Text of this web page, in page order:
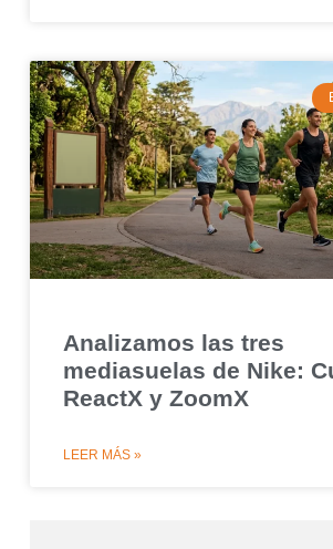
Analizamos las tres
mediasuelas de Nike:
ReactX y ZoomX
LEER MÁS »